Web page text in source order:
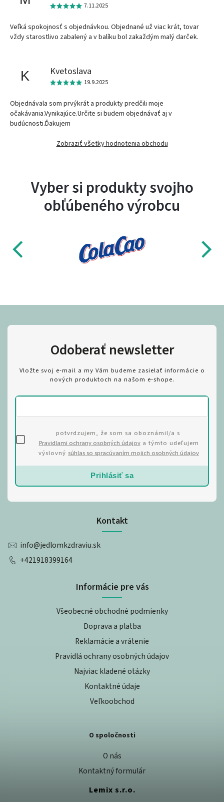
7.11.2025
Veľká spokojnosť s objednávkou. Objednané už viac krát, tovar
vždy starostlivo zabalený a v balíku bol zakaždým malý darček.
K Kvetoslava
19.9.2025
Objednávala som prvýkrát a produkty predčili moje
očakávania.Vynikajúce.Určite si budem objednávať aj v
budúcnosti.Ďakujem
Zobraziť všetky hodnotenia obchodu
Vyber si produkty svojho
obľúbeného výrobcu
Kontakt
info@jedlomkzdraviu.sk
+421918399164
Informácie pre vás
Všeobecné obchodné podmienky
Doprava a platba
Reklamácie a vrátenie
Pravidlá ochrany osobných údajov
Najviac kladené otázky
Kontaktné údaje
Veľkoobchod
O spoločnosti
O nás
Kontaktný formulár
Lemix s.r.o.
Odoberať newsletter
Vložte svoj e-mail a my Vám budeme zasielať informácie o
nových produktoch na našom e-shope.
potvrdzujem, že som sa oboznámil/a s
Pravidlami ochrany osobných údajova týmto udeľujem
výslovný súhlas so spracúvaním mojich osobných údajov
Prihlásiť sa